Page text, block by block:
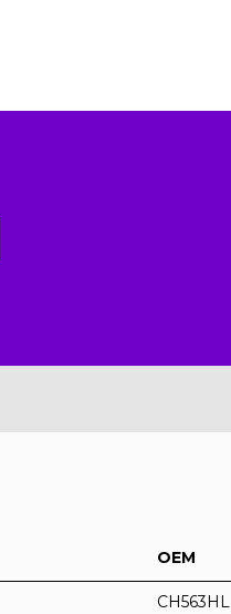
OEM
CH563HL